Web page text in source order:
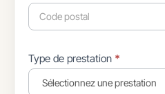
Type de prestation *